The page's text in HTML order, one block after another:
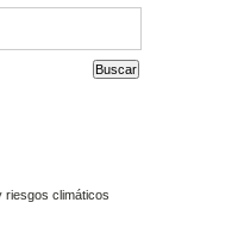
riesgos climáticos